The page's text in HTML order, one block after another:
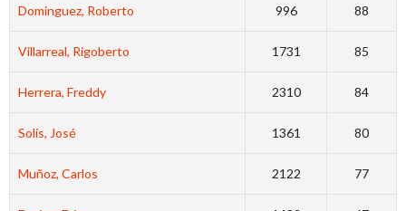
Dominguez, Roberto 996 88
Villarreal, Rigoberto 1731 85
Herrera, Freddy 2310 84
Solís, José 1361 80
Muñoz, Carlos 2122 77